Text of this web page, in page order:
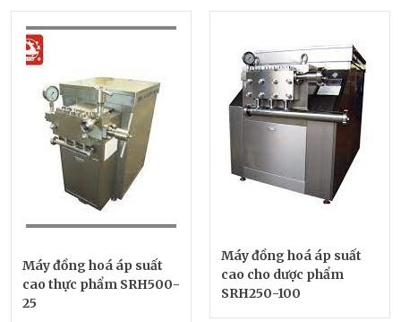
Máy đồng hoá áp suất
cao thực phẩm SRH500-
25
Máy đồng hoá áp suất
cao cho dược phẩm
SRH250-100